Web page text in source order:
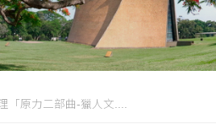
「原力二部曲-獵人文....